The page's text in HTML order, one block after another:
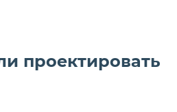
проектировать